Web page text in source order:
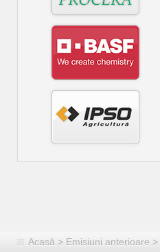
Acasă > Emisiuni anterioare >